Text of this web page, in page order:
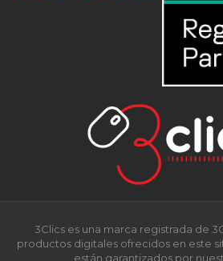
3Clics es una marca registrada de
productos digitales ofrecidos en este
están garantizados por